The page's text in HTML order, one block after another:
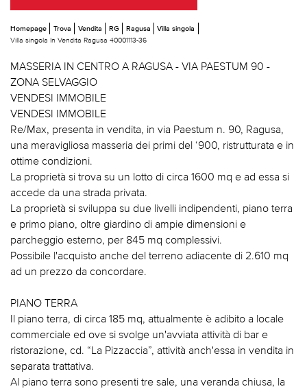
Homepage Trova Vendita RG Ragusa
Villa singola
Villa singola In Vendita Ragusa 40001113-36
MASSERIA IN CENTRO A RAGUSA - VIA PAESTUM 90 -
ZONA SELVAGGIO
VENDESI IMMOBILE
VENDESI IMMOBILE
Re/Max, presenta in vendita, in via Paestum n. 90, Ragusa,
una meravigliosa masseria dei primi del ‘900, ristrutturata e in
ottime condizioni.
La proprietà si trova su un lotto di circa 1600 mq e ad essa si
accede da una strada privata.
La proprietà si sviluppa su due livelli indipendenti, piano terra
e primo piano, oltre giardino di ampie dimensioni e
parcheggio esterno, per 845 mq complessivi.
Possibile l'acquisto anche del terreno adiacente di 2.610 mq
ad un prezzo da concordare.
PIANO TERRA
Il piano terra, di circa 185 mq, attualmente è adibito a locale
commerciale ed ove si svolge un'avviata attività di bar e
ristorazione, cd. “La Pizzaccia”, attività anch'essa in vendita in
separata trattativa.
Al piano terra sono presenti tre sale, una veranda chiusa, la